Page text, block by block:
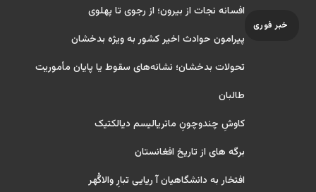
خبر فوری
افسانه نجات از بیرون؛ از رجوی تا پهلوی
پیرامون حوادث اخیر کشور به ویژه بدخشان
تحولات بدخشان؛ نشانه‌های سقوط یا پایان مأموریت
طالبان
کاوشِ چندو‌چونِ ماتریالیسم دیالکتیک
برگه های از تاریخ افغانستان
افتخار به دانشگاهیان آ ریایی تبارِ والاگُهر